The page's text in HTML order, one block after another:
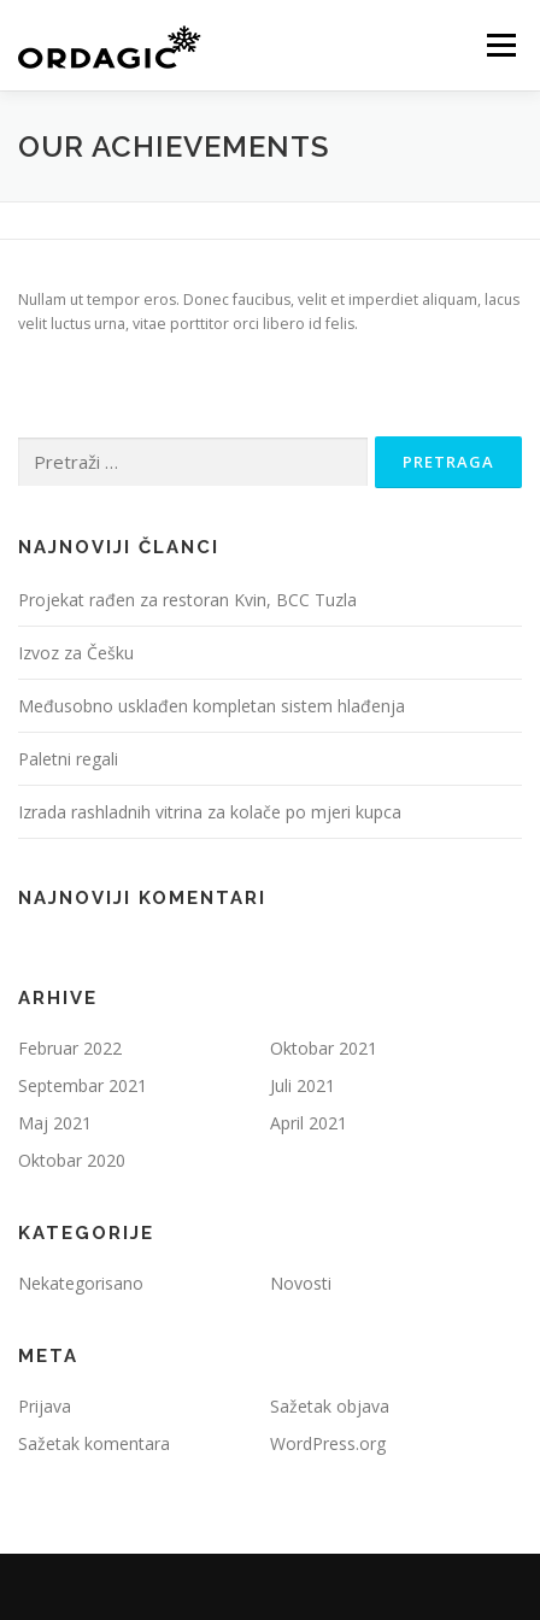
content
Menu
KATALOG O NAMA USLUGE
TRGOVINA
OUR ACHIEVEMENTS
Nullam ut tempor eros. Donec faucibus, velit et imperdiet aliquam, lacus
velit luctus urna, vitae porttitor orci libero id felis.
NAJNOVIJI ČLANCI
Projekat rađen za restoran Kvin, BCC Tuzla
Izvoz za Češku
Međusobno usklađen kompletan sistem hlađenja
Paletni regali
Izrada rashladnih vitrina za kolače po mjeri kupca
NAJNOVIJI KOMENTARI
ARHIVE
Februar 2022
Oktobar 2021
Septembar 2021
Juli 2021
Maj 2021
April 2021
Oktobar 2020
KATEGORIJE
Nekategorisano Novosti
META
Prijava
Sažetak objava
Sažetak komentara
WordPress.org